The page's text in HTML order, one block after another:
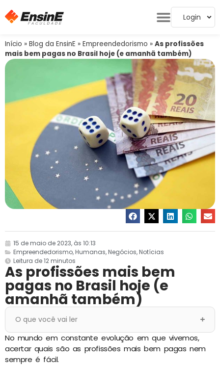
Login
Início » Blog da EnsinE » Empreendedorismo » As profissões
mais bem pagas no Brasil hoje (e amanhã também)
15 de maio de 2023, às 10:13
Empreendedorismo,Humanas,Negócios,Notícias
Leitura de 12 minutos
As profissões mais bem
pagas no Brasil hoje (e
amanhã também)
O que você vai ler
No mundo em constante evolução em que vivemos,
acertar quais são as profissões mais bem pagas nem
sempre é fácil.